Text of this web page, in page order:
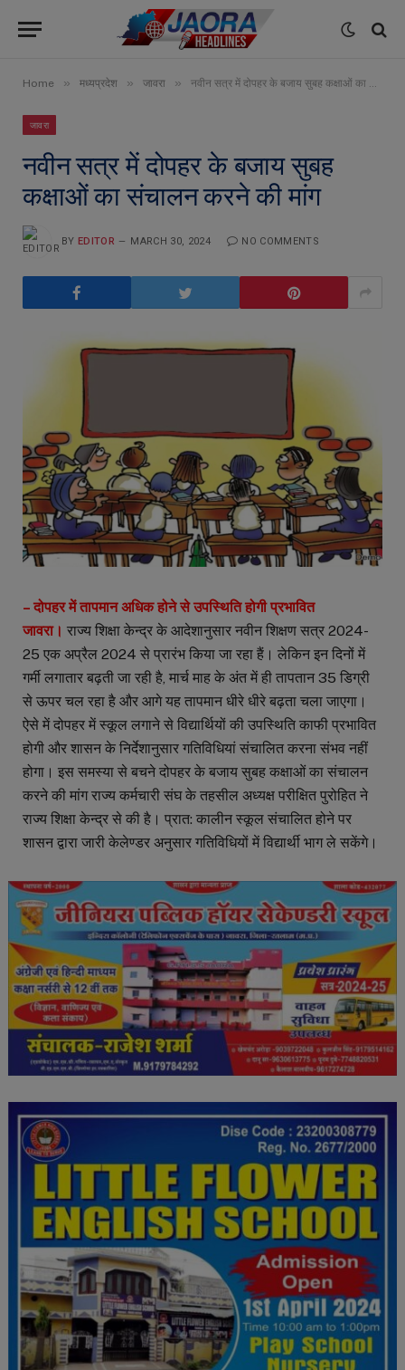
Home » मध्यप्रदेश » जावरा » नवीन सत्र में दोपहर के बजाय सुबह कक्षाओं का संचालन करने की मांग
जावरा
नवीन सत्र में दोपहर के बजाय सुबह
कक्षाओं का संचालन करने की मांग
BY EDITOR MARCH 30, 2024 NO COMMENTS
– दोपहर में तापमान अधिक होने से उपस्थिति होगी प्रभावित
जावरा। राज्य शिक्षा केन्द्र के आदेशानुसार नवीन शिक्षण सत्र 2024-
25 एक अप्रैल 2024 से प्रारंभ किया जा रहा हैं। लेकिन इन दिनों में
गर्मी लगातार बढ़ती जा रही है, मार्च माह के अंत में ही तापतान 35 डिग्री
से ऊपर चल रहा है और आगे यह तापमान धीरे धीरे बढ़ता चला जाएगा।
ऐसे में दोपहर में स्कूल लगाने से विद्यार्थियों की उपस्थिति काफी प्रभावित
होगी और शासन के निर्देशानुसार गतिविधियां संचालित करना संभव नहीं
होगा। इस समस्या से बचने दोपहर के बजाय सुबह कक्षाओं का संचालन
करने की मांग राज्य कर्मचारी संघ के तहसील अध्यक्ष परीक्षित पुरोहित ने
राज्य शिक्षा केन्द्र से की है। प्रात: कालीन स्कूल संचालित होने पर
शासन द्वारा जारी केलेण्डर अनुसार गतिविधियों में विद्यार्थी भाग ले सकेंगे।